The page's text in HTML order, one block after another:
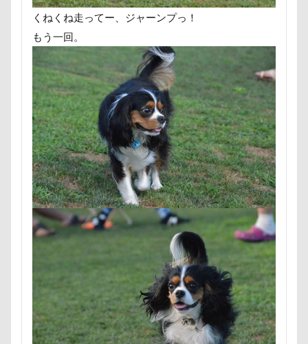
クララちゃん
クラシックカー博物館
クラシックカー
クッキー君
ケンシロウくん
コードレス掃除機
コタローくん
コンテスト
コング
コロンちゃん
コロンくん
コメちゃん
コムギくん
コナちゃん
コトラくん
コテージ
コソドロスヌード
ケージ
コソドロ コスプレ
コジローくん
ココナラ
ココアちゃん
ココアくん
ココちゃん
ゲンくん
ケーヨーデイツー
ケーヨーD2
検索
くねくね走ってー、ジャーンプっ！
もう一回。
ペットボトル
ペットプロフ
ペットパラダイス
ペットステージ（Petstages）
マウントジーンズ
マミーちゃん
ママ実家
マハロちゃん
マテ
マザー牧場
マサラちゃん
マグノリア棟
マグカップ
マウントジーンズ那須
マイフリーガード
ボート
マイクロビーズクッション
マイクロバブル
マイクロチップ
マァムちゃん
ポテチくん
ポチくん
ポストカード
ポケモンGO
ポカポカ
ボール
ペットショップ
マリンちゃん
フルーツトマト狩り
ブルブル
ブリーダー
ブリキ看板
ブランチ
ブラッシング
ブラタン
フワフワ
フレブル
フレキシリード
フリーマーケット